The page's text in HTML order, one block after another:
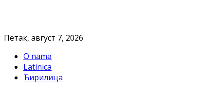
Петак, август 7, 2026
O nama
Latinica
Ћирилица